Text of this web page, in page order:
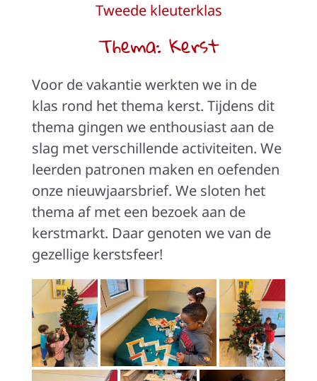
Contact
Klasblogs
Tweede kleuterklas
Thema: Kerst
Voor de vakantie werkten we in de
klas rond het thema kerst. Tijdens dit
thema gingen we enthousiast aan de
slag met verschillende activiteiten. We
leerden patronen maken en oefenden
onze nieuwjaarsbrief. We sloten het
thema af met een bezoek aan de
kerstmarkt. Daar genoten we van de
gezellige kerstsfeer!